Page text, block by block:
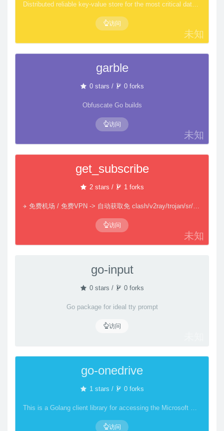
未知
Distributed reliable key-value store for the most critical data of a distributed system
访问
未知
garble
0 stars / 0 forks
Obfuscate Go builds
访问
未知
get_subscribe
2 stars / 1 forks
✈️ 免费机场 / 免费VPN -> 自动获取免 clash/v2ray/trojan/sr/ssr 订阅链接，间隔12小时持续更新 | 科学上网 | 翻墙
访问
go-input
0 stars / 0 forks
Go package for ideal tty prompt
访问
go-onedrive
1 stars / 0 forks
This is a Golang client library for accessing the Microsoft OneDrive REST API.
访问